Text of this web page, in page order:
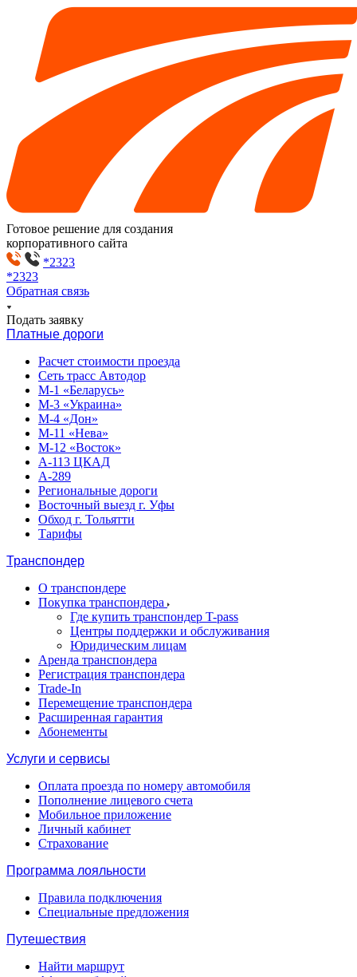
Готовое решение для создания
корпоративного сайта
*2323
*2323
Обратная связь
Подать заявку
Платные дороги
Расчет стоимости проезда
Сеть трасс Автодор
М-1 «Беларусь»
М-3 «Украина»
М-4 «Дон»
М-11 «Нева»
М-12 «Восток»
А-113 ЦКАД
А-289
Региональные дороги
Восточный выезд г. Уфы
Обход г. Тольятти
Тарифы
Транспондер
О транспондере
Покупка транспондера
Где купить транспондер T-pass
Центры поддержки и обслуживания
Юридическим лицам
Аренда транспондера
Регистрация транспондера
Trade-In
Перемещение транспондера
Расширенная гарантия
Абонементы
Услуги и сервисы
Оплата проезда по номеру автомобиля
Пополнение лицевого счета
Мобильное приложение
Личный кабинет
Страхование
Программа лояльности
Правила подключения
Специальные предложения
Путешествия
Найти маршрут